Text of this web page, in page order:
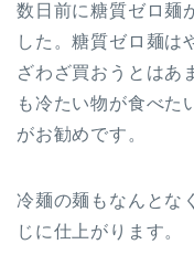
数日前に糖質ゼロ麺
した。糖質ゼロ麺は
ざわざ買おうとはあ
も冷たい物が食べた
がお勧めです。
冷麺の麺もなんとな
じに仕上がります。